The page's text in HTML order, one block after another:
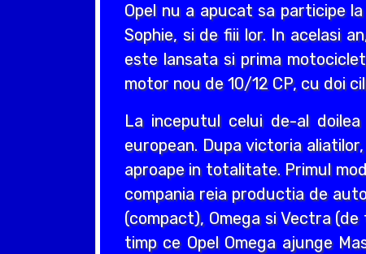
Opel nu a apucat sa participe
Sophie, si de fiii lor. In acelasi
este lansata si prima
motor nou de 10/12 CP, cu doi
La inceputul celui de-al
european. Dupa victoria
aproape in totalitate. Primul
compania reia productia de
(compact), Omega si Vectra
timp ce Opel Omega ajunge